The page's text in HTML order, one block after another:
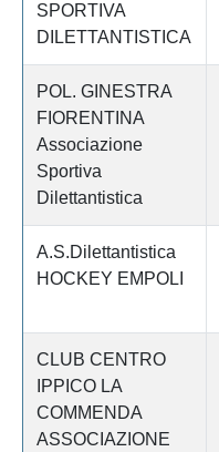
SPORTIVA
DILETTANTISTICA
POL. GINESTRA
FIORENTINA
Associazione
Sportiva
Dilettantistica
A.S.Dilettantistica
HOCKEY EMPOLI
CLUB CENTRO
IPPICO LA
COMMENDA
ASSOCIAZIONE